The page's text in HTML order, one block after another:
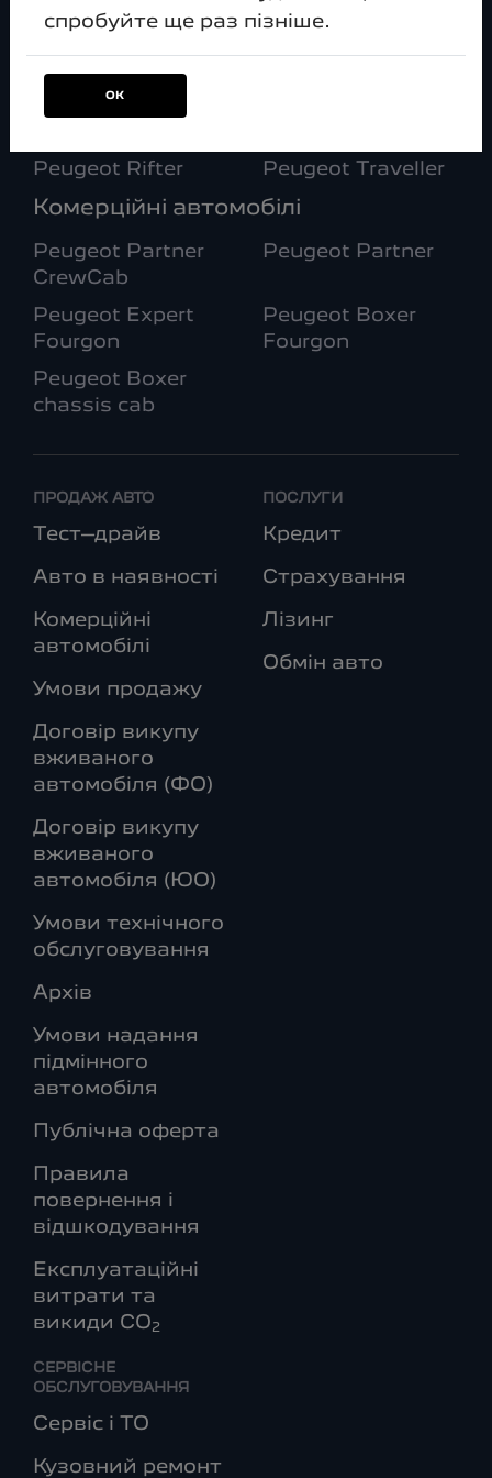
Peugeot 3008 Peugeot e-3008
Peugeot
LANDTREK
Peugeot Rifter Peugeot Traveller
Комерційні автомобілі
Peugeot Partner
CrewCab
Peugeot Partner
Peugeot Expert
Fourgon
Peugeot Boxer
Fourgon
Peugeot Boxer
chassis cab
ПРОДАЖ АВТО
Тест–драйв
Авто в наявності
Комерційні
автомобілі
Умови продажу
Договір викупу
вживаного
автомобіля (ФО)
Договір викупу
вживаного
автомобіля (ЮО)
Умови технічного
обслуговування
Архів
Умови надання
підмінного
автомобіля
Публічна оферта
Правила
повернення і
відшкодування
Експлуатаційні
витрати та
викиди СО2
ПОСЛУГИ
Кредит
Страхування
Лізинг
Обмін авто
СЕРВІСНЕ
ОБСЛУГОВУВАННЯ
Сервіс і ТО
Кузовний ремонт
спробуйте ще раз пізніше.
ОК